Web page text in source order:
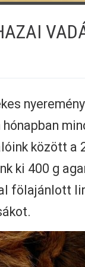
között a
ki 400 g
fölajánlott